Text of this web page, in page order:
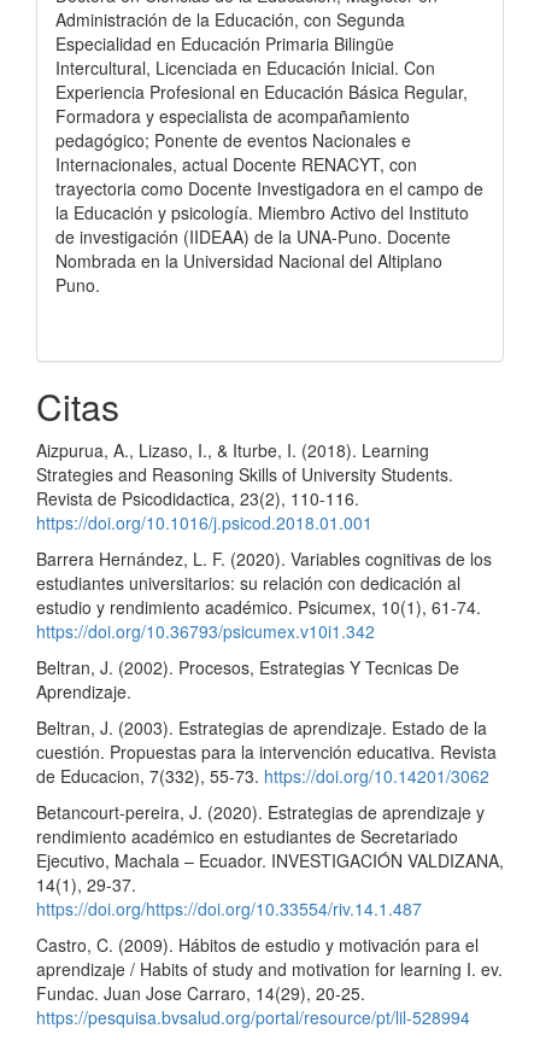
Administración de la Educación, con Segunda
Especialidad en Educación Primaria Bilingüe
Intercultural, Licenciada en Educación Inicial. Con
Experiencia Profesional en Educación Básica Regular,
Formadora y especialista de acompañamiento
pedagógico; Ponente de eventos Nacionales e
Internacionales, actual Docente RENACYT, con
trayectoria como Docente Investigadora en el campo de
la Educación y psicología. Miembro Activo del Instituto
de investigación (IIDEAA) de la UNA-Puno. Docente
Nombrada en la Universidad Nacional del Altiplano
Puno.
Citas
Aizpurua, A., Lizaso, I., & Iturbe, I. (2018). Learning
Strategies and Reasoning Skills of University Students.
Revista de Psicodidactica, 23(2), 110-116.
https://doi.org/10.1016/j.psicod.2018.01.001
Barrera Hernández, L. F. (2020). Variables cognitivas de los
estudiantes universitarios: su relación con dedicación al
estudio y rendimiento académico. Psicumex, 10(1), 61-74.
https://doi.org/10.36793/psicumex.v10i1.342
Beltran, J. (2002). Procesos, Estrategias Y Tecnicas De
Aprendizaje.
Beltran, J. (2003). Estrategias de aprendizaje. Estado de la
cuestión. Propuestas para la intervención educativa. Revista
de Educacion, 7(332), 55-73. https://doi.org/10.14201/3062
Betancourt-pereira, J. (2020). Estrategias de aprendizaje y
rendimiento académico en estudiantes de Secretariado
Ejecutivo, Machala – Ecuador. INVESTIGACIÓN VALDIZANA,
14(1), 29-37.
https://doi.org/https://doi.org/10.33554/riv.14.1.487
Castro, C. (2009). Hábitos de estudio y motivación para el
aprendizaje / Habits of study and motivation for learning I. ev.
Fundac. Juan Jose Carraro, 14(29), 20-25.
https://pesquisa.bvsalud.org/portal/resource/pt/lil-528994